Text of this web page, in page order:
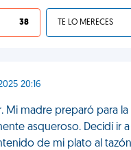
38 TE LO MERECES
20:16
Mi madre preparó para la
asqueroso. Decidí ir
de mi plato al